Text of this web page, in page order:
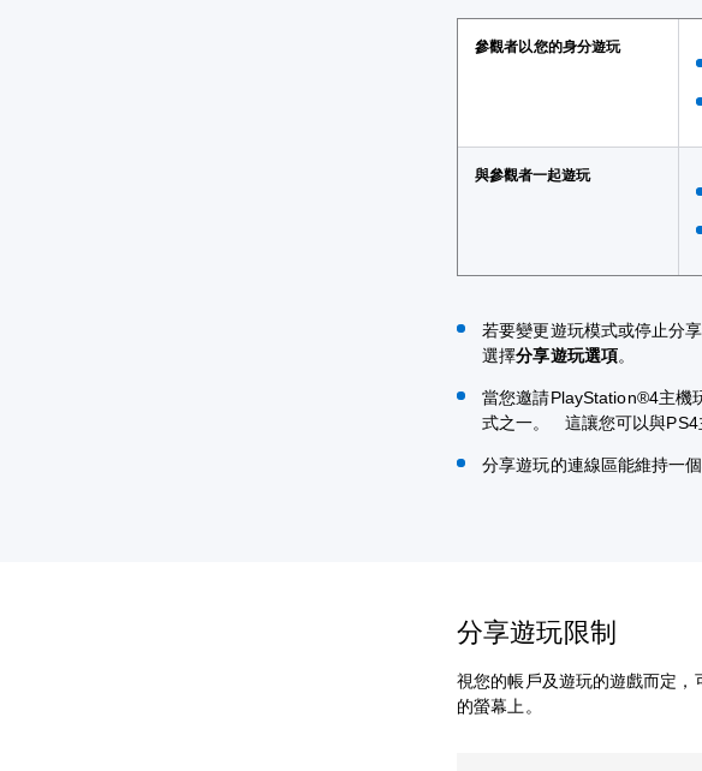
參觀者以您的身分遊玩
與參觀者一起遊玩
若要變更遊玩模式或停止分
選擇分享遊玩選項。
當您邀請PlayStation®4主機
式之一。 這讓您可以與PS4
分享遊玩的連線區能維持一
分享遊玩限制
視您的帳戶及遊玩的遊戲而定
的螢幕上。